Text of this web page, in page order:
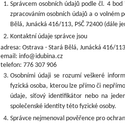
Správcem osobních údajů podle čl. 4
zpracováním osobních údajů a o volném
Bělá, Junácká 416/113, PSČ 72400(dále
Kontaktní údaje správce jsou
adresa: Ostrava - Stará Bělá, Junácká 416/
email: info@idubina.cz
telefon: 776 307 906
Osobními údaji se rozumí veškeré
fyzická osoba, kterou lze přímo či
údaje, síťový identifikátor nebo na
společenské identity této fyzické osoby.
Správce nejmenoval pověřence pro